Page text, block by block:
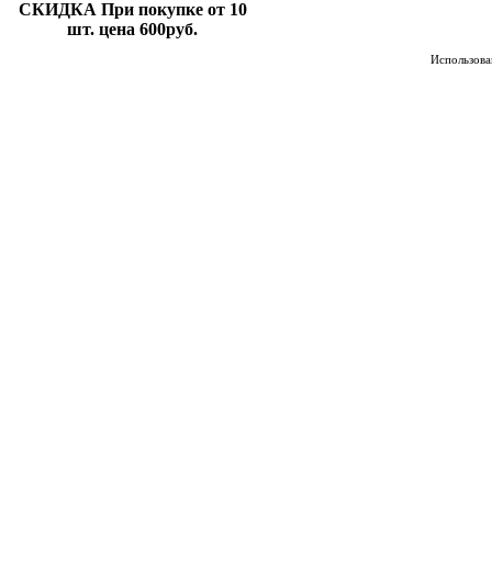
СКИДКА При покупке от 10
шт. цена 600руб.